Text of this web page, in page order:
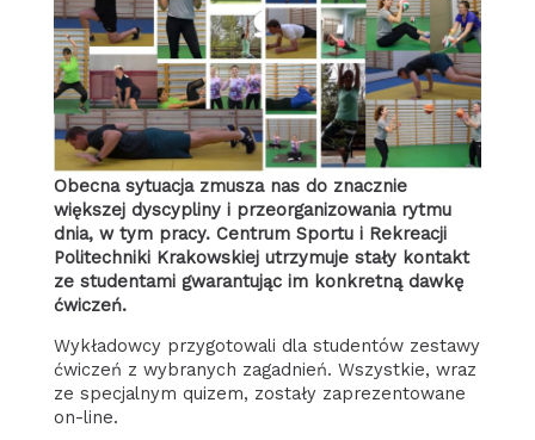
Obecna sytuacja zmusza nas do znacznie
większej dyscypliny i przeorganizowania rytmu
dnia, w tym pracy. Centrum Sportu i Rekreacji
Politechniki Krakowskiej utrzymuje stały kontakt
ze studentami gwarantując im konkretną dawkę
ćwiczeń.
Wykładowcy przygotowali dla studentów zestawy
ćwiczeń z wybranych zagadnień. Wszystkie, wraz
ze specjalnym quizem, zostały zaprezentowane
on-line.